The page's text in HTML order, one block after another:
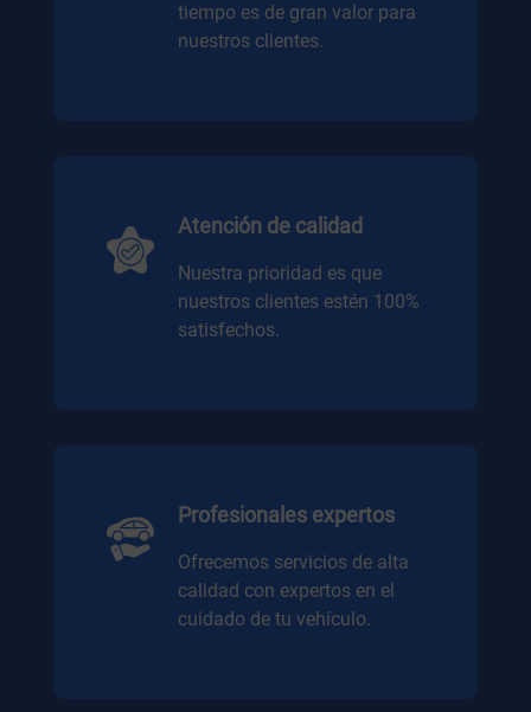
tiempo es de gran valor para
nuestros clientes.
Atención de calidad
Nuestra prioridad es que
nuestros clientes estén 100%
satisfechos.
Profesionales expertos
Ofrecemos servicios de alta
calidad con expertos en el
cuidado de tu vehículo.